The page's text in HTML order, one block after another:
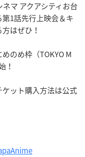
マ アクアシティお台
1話先行上映会＆キ
はぜひ！
めのめ枠（TOKYO M
！
ット購入方法は公式